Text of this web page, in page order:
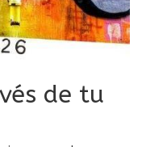
de tu